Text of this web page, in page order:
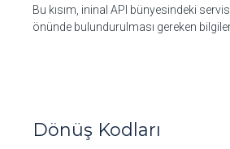
Bu kısım, ininal API bünyesindeki
önünde bulundurulması gereken
Dönüş Kodları